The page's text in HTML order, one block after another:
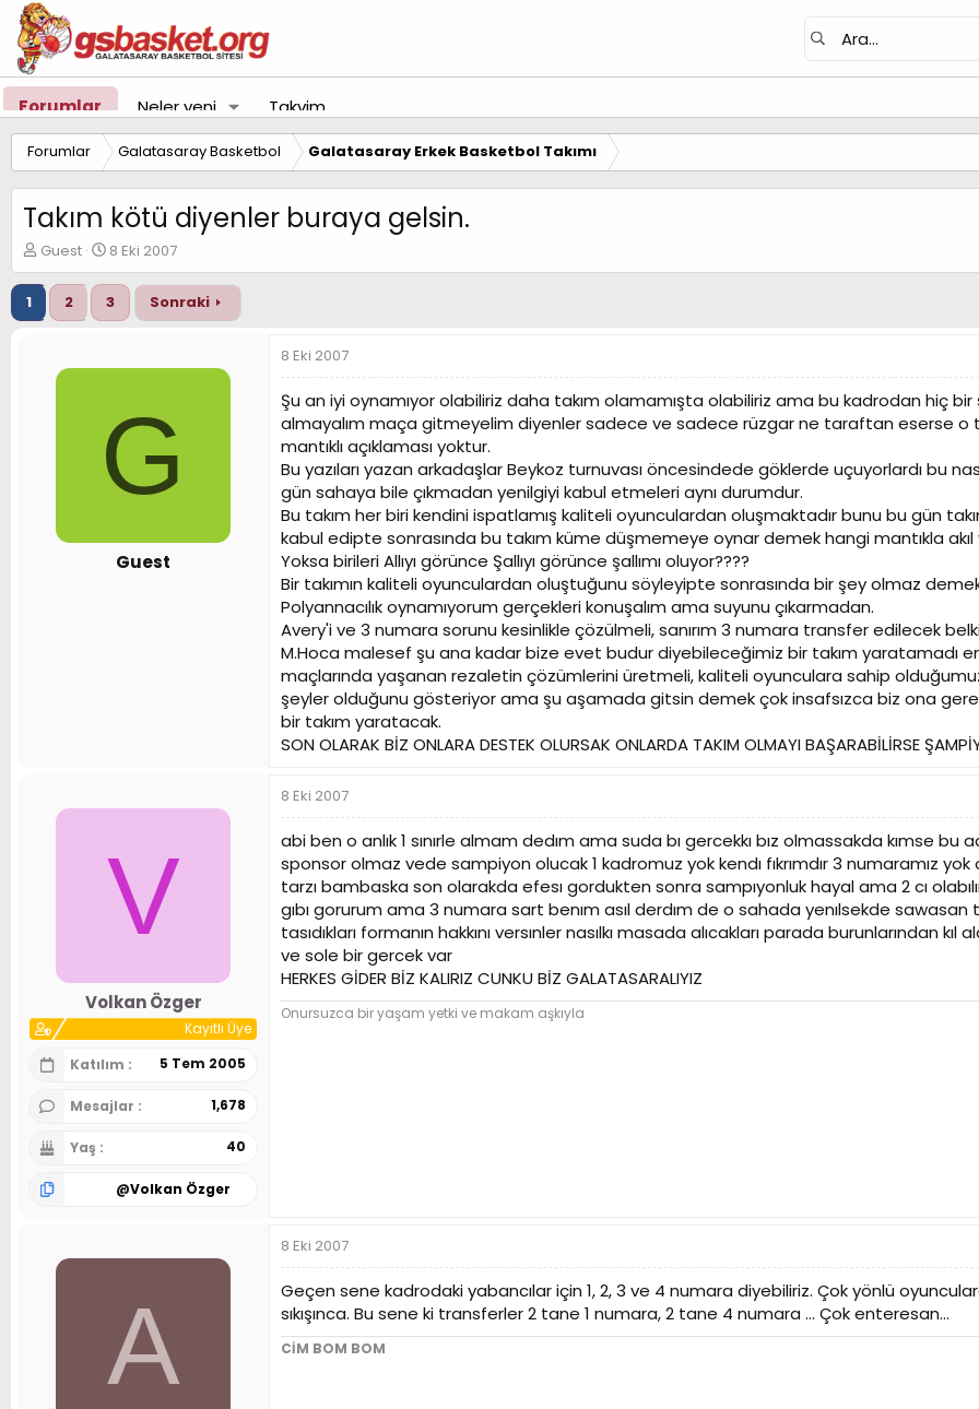
Forumlar Neler yeni Takvim
Forumlar Galatasaray Basketbol Galatasaray Erkek Basketbol Takımı
Takım kötü diyenler buraya gelsin.
K
o
n
u
y
Guest
B
a
ş
l
a
g
t
a
r
8 Eki 2007
1 2 3 Sonraki
G
Guest
8 Eki 2007
Şu an iyi oynamıyor olabiliriz daha takım olamamışta olabiliriz ama bu kadrodan hiç
almayalım maça gitmeyelim diyenler sadece ve sadece rüzgar ne taraftan eserse o
mantıklı açıklaması yoktur.
Bu yazıları yazan arkadaşlar Beykoz turnuvası öncesindede göklerde uçuyorlardı bu
gün sahaya bile çıkmadan yenilgiyi kabul etmeleri aynı durumdur.
Bu takım her biri kendini ispatlamış kaliteli oyunculardan oluşmaktadır bunu bu gün
kabul edipte sonrasında bu takım küme düşmemeye oynar demek hangi mantıkla akıl
Yoksa birileri Allıyı görünce Şallıyı görünce şallımı oluyor????
Bir takımın kaliteli oyunculardan oluştuğunu söyleyipte sonrasında bir şey olmaz
Polyannacılık oynamıyorum gerçekleri konuşalım ama suyunu çıkarmadan.
Avery'i ve 3 numara sorunu kesinlikle çözülmeli, sanırım 3 numara transfer edilecek
M.Hoca malesef şu ana kadar bize evet budur diyebileceğimiz bir takım yaratamadı
maçlarında yaşanan rezaletin çözümlerini üretmeli, kaliteli oyunculara sahip olduğumuz
şeyler olduğunu gösteriyor ama şu aşamada gitsin demek çok insafsızca biz ona
bir takım yaratacak.
SON OLARAK BİZ ONLARA DESTEK OLURSAK ONLARDA TAKIM OLMAYI BAŞARABİLİRSE
V
Volkan Özger
Kayıtlı Üye
Katılım
5 Tem 2005
Mesajlar 1,678
Yaş 40
@Volkan Özger
8 Eki 2007
abi ben o anlık 1 sınırle almam dedım ama suda bı gercekkı bız olmassakda kımse
sponsor olmaz vede sampiyon olucak 1 kadromuz yok kendı fıkrımdır 3 numaramız
tarzı bambaska son olarakda efesı gordukten sonra sampıyonluk hayal ama 2 cı
gıbı gorurum ama 3 numara sart benım asıl derdım de o sahada yenılsekde sawasan
tasıdıkları formanın hakkını versınler nasılkı masada alıcakları parada burunlarından kıl
ve sole bir gercek var
HERKES GİDER BİZ KALIRIZ CUNKU BİZ GALATASARALIYIZ
Onursuzca bir yaşam yetki ve makam aşkıyla
A
8 Eki 2007
Geçen sene kadrodaki yabancılar için 1, 2, 3 ve 4 numara diyebiliriz. Çok yönlü
sıkışınca. Bu sene ki transferler 2 tane 1 numara, 2 tane 4 numara ... Çok enteresan...
CİM BOM BOM